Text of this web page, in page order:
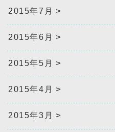
2015年7月
2015年6月
2015年5月
2015年4月
2015年3月